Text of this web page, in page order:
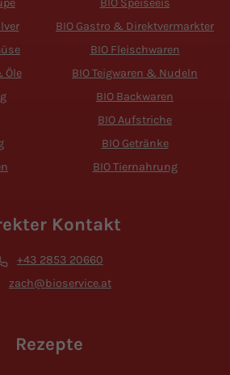
Öle
BIO Speiseeis
BIO Gastro & Direktvermarkter
BIO Fleischwaren
BIO Teigwaren & Nudeln
BIO Backwaren
BIO Aufstriche
BIO Getränke
BIO Tiernahrung
Kontakt
+43 2853 20660
zach@bioservice.at
Rezepte